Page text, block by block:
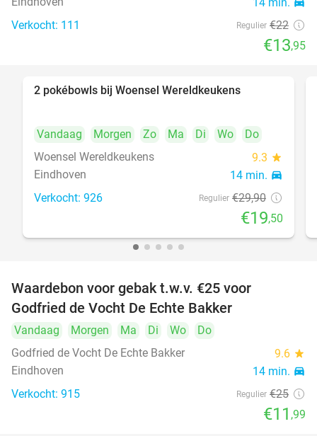
food
Verkocht: 111 Regulier €22
€13,95
2 pokébowls bij Woensel Wereldkeukens
Vandaag Morgen Zo Ma Di Wo
Do
Woensel Wereldkeukens
9.3 star
Eindhoven 14 min. directions_car
Verkocht: 926 Regulier €29,90
€19,50
Waardebon voor gebak t.w.v. €25 voor
Godfried de Vocht De Echte Bakker
Vandaag Morgen Ma Di Wo
Do
Godfried de Vocht De Echte Bakker
9.6 star
Eindhoven 14 min. directions_car
Verkocht: 915 Regulier €25
€11 ,99